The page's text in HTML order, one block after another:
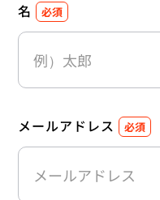
名 必須
メールアドレス 必須